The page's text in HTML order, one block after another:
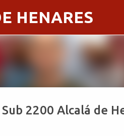
Ir al contenido principal
HENARES
Sub 2200 Alcalá de